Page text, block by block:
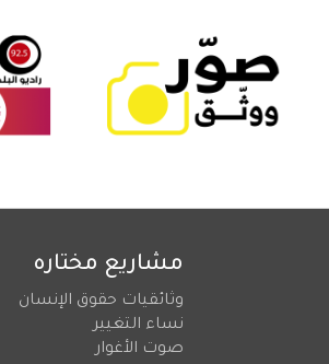
مشاريع مختاره
وثائقيات حقوق الإنسان
نساء التغيير
صوت الأغوار